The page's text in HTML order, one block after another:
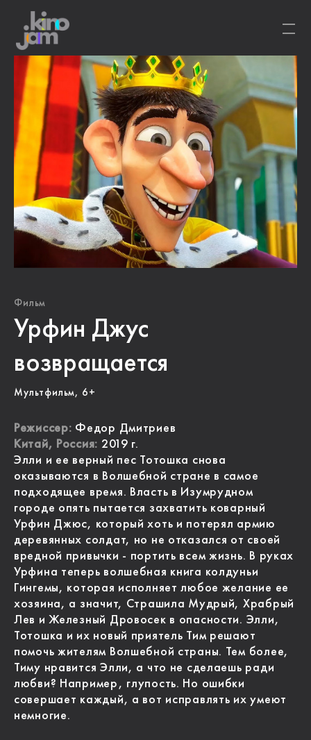
Фильм
Урфин Джус
возвращается
Мультфильм, 6+
Режиссер: Федор Дмитриев
Китай, Россия: 2019 г.
Элли и ее верный пес Тотошка снова
оказываются в Волшебной стране в самое
подходящее время. Власть в Изумрудном
городе опять пытается захватить коварный
Урфин Джюс, который хоть и потерял армию
деревянных солдат, но не отказался от своей
вредной привычки - портить всем жизнь. В руках
Урфина теперь волшебная книга колдуньи
Гингемы, которая исполняет любое желание ее
хозяина, а значит, Страшила Мудрый, Храбрый
Лев и Железный Дровосек в опасности. Элли,
Тотошка и их новый приятель Тим решают
помочь жителям Волшебной страны. Тем более,
Тиму нравится Элли, а что не сделаешь ради
любви? Например, глупость. Но ошибки
совершает каждый, а вот исправлять их умеют
немногие.